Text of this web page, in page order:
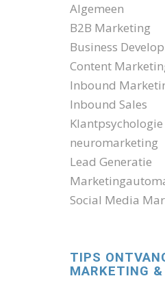
Algemeen
B2B Marketing
Business
Content
Inbound
Inbound Sales
neuromarketing
Lead Generatie
Social Media
TIPS
MARKETING